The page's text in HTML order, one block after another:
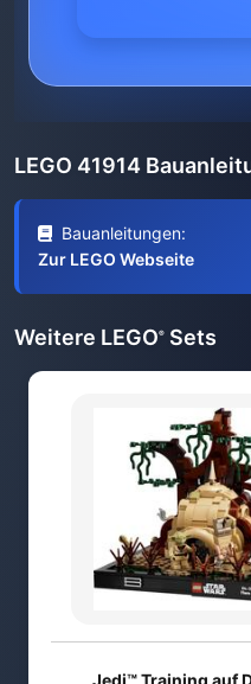
LEGO 41914
Bauanleitungen:
Zur LEGO Webseite
Weitere LEGO® Sets